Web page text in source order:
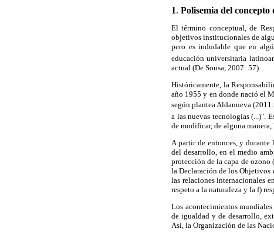
1. Polisemia del
El término conceptual, de
objetivos institucionales de
pero es indudable que en
educación universitaria
actual (De Sousa, 2007: 57).
Históricamente, la
año 1955 y en donde nació el
según plantea Aldanueva (2011:
a las nuevas tecnologías (...)".
de modificar, de alguna
A partir de entonces, y durante
del desarrollo, en el medio
protección de la capa de ozono
la Declaración de los Objetivos
las relaciones internacionales
respeto a la naturaleza y la f)
Los acontecimientos
de igualdad y de desarrollo,
Así, la Organización de las